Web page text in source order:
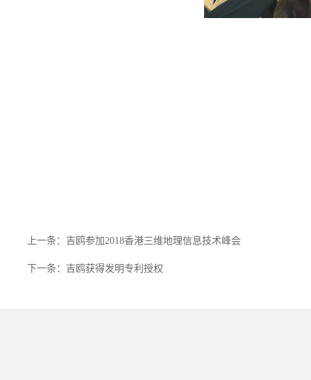
上一条：吉鸥参加2018香港三维地理信息技术峰会
下一条：吉鸥获得发明专利授权